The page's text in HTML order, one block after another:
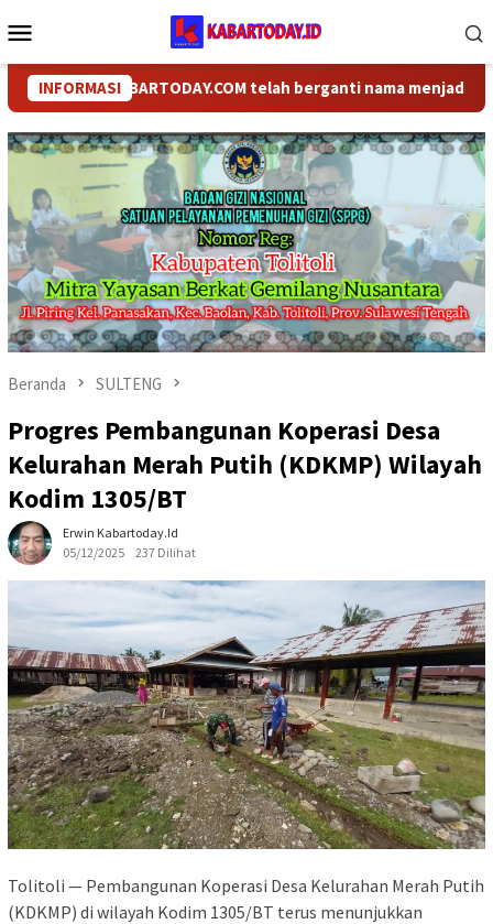
ke
Mobile
INFORMASIKABARTODAY.COM telah berganti nama menjadi
Beranda SULTENG
Progres Pembangunan Koperasi Desa
Kelurahan Merah Putih (KDKMP) Wilayah
Kodim 1305/BT
Erwin Kabartoday.id
05/12/2025
237 Dilihat
Tolitoli — Pembangunan Koperasi Desa Kelurahan Merah Putih
(KDKMP) di wilayah Kodim 1305/BT terus menunjukkan